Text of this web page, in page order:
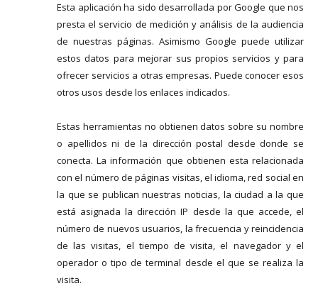
Esta aplicación ha sido desarrollada por Google que nos
presta el servicio de medición y análisis de la audiencia
de nuestras páginas. Asimismo Google puede utilizar
estos datos para mejorar sus propios servicios y para
ofrecer servicios a otras empresas. Puede conocer esos
otros usos desde los enlaces indicados.
Estas herramientas no obtienen datos sobre su nombre
o apellidos ni de la dirección postal desde donde se
conecta. La información que obtienen esta relacionada
con el número de páginas visitas, el idioma, red social en
la que se publican nuestras noticias, la ciudad a la que
está asignada la dirección IP desde la que accede, el
número de nuevos usuarios, la frecuencia y reincidencia
de las visitas, el tiempo de visita, el navegador y el
operador o tipo de terminal desde el que se realiza la
visita.